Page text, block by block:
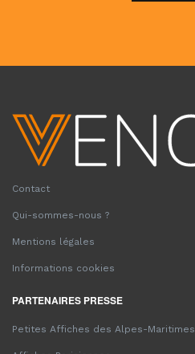
Contact
Qui-sommes-nous ?
Mentions légales
Informations cookies
PARTENAIRES PRESSE
Petites Affiches des Alpes-Maritimes